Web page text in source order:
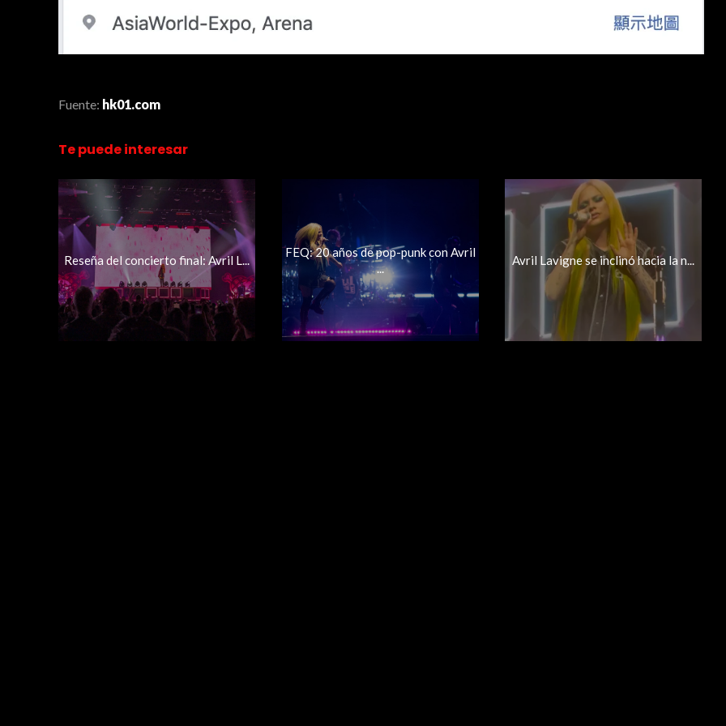
Fuente: hk01.com
Te puede interesar
Reseña del concierto final: Avril L...
FEQ: 20 años de pop-punk con Avril
...
Avril Lavigne se inclinó hacia la n...